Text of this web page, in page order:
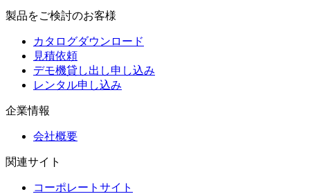
製品をご検討のお客様
カタログダウンロード
見積依頼
デモ機貸し出し申し込み
レンタル申し込み
企業情報
会社概要
関連サイト
コーポレートサイト